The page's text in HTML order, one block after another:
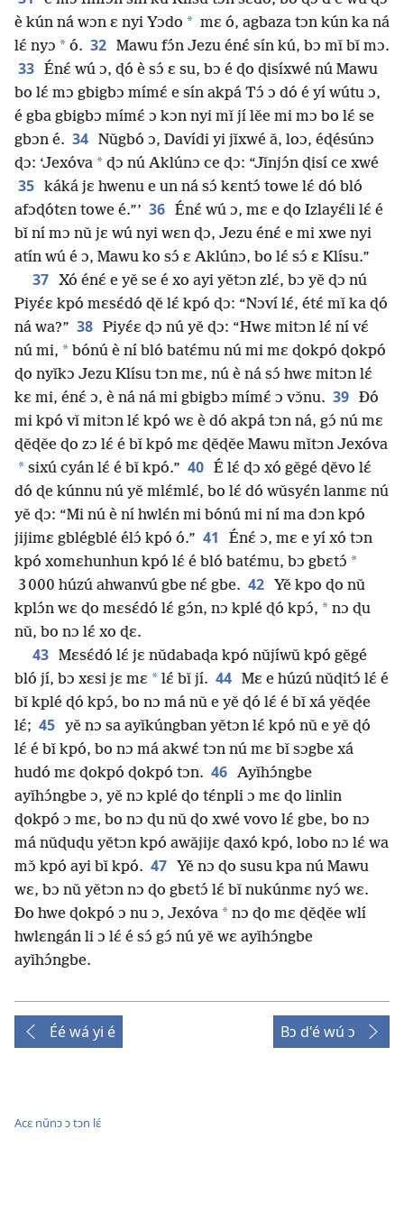
è kún ná wɔn ɛ nyi Yɔdo * mɛ ó, agbaza tɔn kún ka ná
lɛ́ nyɔ * ó. 32 Mawu fɔ́n Jezu énɛ́ sín kú, bɔ mǐ bǐ mɔ.
33 Énɛ́ wú ɔ, ɖó è sɔ́ ɛ su, bɔ é ɖo ɖisíxwé nú Mawu
bo lɛ́ mɔ gbigbɔ mímɛ́ e sín akpá Tɔ́ ɔ dó é yí wútu ɔ,
é gba gbigbɔ mímɛ́ ɔ kɔn nyi mǐ jí lěe mi mɔ bo lɛ́ se
gbɔn é. 34 Nǔgbó ɔ, Davídi yi jǐxwé ǎ, loɔ, éɖésúnɔ
ɖɔ: ‘Jexóva * ɖɔ nú Aklúnɔ ce ɖɔ: “Jǐnjɔ́n ɖisí ce xwé
35 káká jɛ hwenu e un ná sɔ́ kɛntɔ́ towe lɛ́ dó bló
afɔɖótɛn towe é.”’ 36 Énɛ́ wú ɔ, mɛ e ɖo Izlayɛ́li lɛ́ é
bǐ ní mɔ nǔ jɛ wú nyi wɛn ɖɔ, Jezu énɛ́ e mi xwe nyi
atín wú é ɔ, Mawu ko sɔ́ ɛ Aklúnɔ, bo lɛ́ sɔ́ ɛ Klísu.”
37 Xó énɛ́ e yě se é xo ayi yětɔn zlɛ́, bɔ yě ɖɔ nú
Piyɛ́ɛ kpó mɛsɛ́dó ɖě lɛ́ kpó ɖɔ: “Nɔví lɛ́, étɛ́ mǐ ka ɖó
ná wa?” 38 Piyɛ́ɛ ɖɔ nú yě ɖɔ: “Hwɛ mitɔn lɛ́ ní vɛ́
nú mi, * bónú è ní bló batɛ́mu nú mi mɛ ɖokpó ɖokpó
ɖo nyǐkɔ Jezu Klísu tɔn mɛ, nú è ná sɔ́ hwɛ mitɔn lɛ́
kɛ mi, énɛ́ ɔ, è ná ná mi gbigbɔ mímɛ́ ɔ vɔ̌nu. 39 Ðó
mi kpó vǐ mitɔn lɛ́ kpó wɛ è dó akpá tɔn ná, gɔ́ nú mɛ
ɖěɖěe ɖo zɔ lɛ́ é bǐ kpó mɛ ɖěɖěe Mawu mǐtɔn Jexóva
* sixú cyán lɛ́ é bǐ kpó.” 40 É lɛ́ ɖɔ xó gěgé ɖěvo lɛ́
dó ɖe kúnnu nú yě mlɛ́mlɛ́, bo lɛ́ dó wǔsyɛ́n lanmɛ nú
yě ɖɔ: “Mi nú è ní hwlɛ́n mi bónú mi ní ma dɔn kpó
jijimɛ gblégblé élɔ́ kpó ó.” 41
Énɛ́ ɔ, mɛ e yí xó tɔn
kpó xomɛhunhun kpó lɛ́ é bló batɛ́mu, bɔ gbɛtɔ́ *
3 000 húzú ahwanvú gbe nɛ́ gbe. 42
Yě kpo ɖo nǔ
kplɔ́n wɛ ɖo mɛsɛ́dó lɛ́ gɔ́n, nɔ kplé ɖó kpɔ́, * nɔ ɖu
nǔ, bo nɔ lɛ́ xo ɖɛ.
43 Mɛsɛ́dó lɛ́ jɛ nǔdabaɖa kpó nǔjíwǔ kpó gěgé
bló jí, bɔ xɛsi jɛ mɛ * lɛ́ bǐ jí. 44 Mɛ e húzú nǔɖitɔ́ lɛ́ é
bǐ kplé ɖó kpɔ́, bo nɔ má nǔ e yě ɖó lɛ́ é bǐ xá yěɖée
lɛ́; 45 yě nɔ sa ayǐkúngban yětɔn lɛ́ kpó nǔ e yě ɖó
lɛ́ é bǐ kpó, bo nɔ má akwɛ́ tɔn nú mɛ bǐ sɔgbe xá
hudó mɛ ɖokpó ɖokpó tɔn. 46 Ayǐhɔ́ngbe
ayǐhɔ́ngbe ɔ, yě nɔ kplé ɖo tɛ́npli ɔ mɛ ɖo linlin
ɖokpó ɔ mɛ, bo nɔ ɖu nǔ ɖo xwé vovo lɛ́ gbe, bo nɔ
má nǔɖuɖu yětɔn kpó awǎjijɛ ɖaxó kpó, lobo nɔ lɛ́ wa
mɔ̌ kpó ayi bǐ kpó. 47
Yě nɔ ɖo susu kpa nú Mawu
wɛ, bɔ nǔ yětɔn nɔ ɖo gbɛtɔ́ lɛ́ bǐ nukúnmɛ nyɔ́ wɛ.
Ðo hwe ɖokpó ɔ nu ɔ, Jexóva * nɔ ɖo mɛ ɖěɖěe wlí
hwlɛngán li ɔ lɛ́ é sɔ́ gɔ́ nú yě wɛ ayǐhɔ́ngbe
ayǐhɔ́ngbe.
Éé wá yi é Bɔ d'é wú ɔ
Acɛ nǔnɔ ɔ tɔn lɛ́